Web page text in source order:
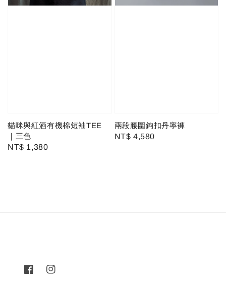
貓咪與紅酒有機棉短袖TEE
｜三色
Regular
NT$ 1,380
兩段腰圍鉤扣丹寧褲
Regular
NT$ 4,580